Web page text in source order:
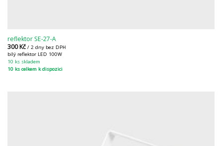
reflektor SE-27-A
300Kč / 2 dny bez DPH
bílý reflektor LED 100W
10 ks skladem
10 ks celkem k dispozici